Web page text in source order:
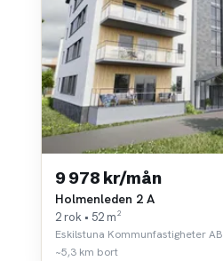
9 978 kr/mån
Holmenleden 2 A
2 rok • 52 m²
Eskilstuna Kommunfastigheter AB
~5,3 km bort